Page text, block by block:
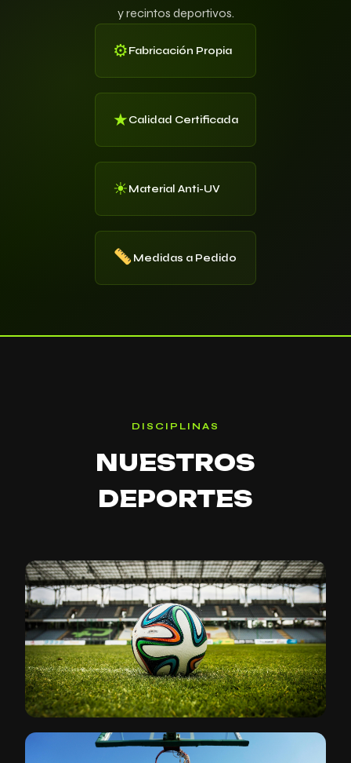
y recintos deportivos.
⚙Fabricación Propia
★Calidad Certificada
☀Material Anti-UV
Medidas a Pedido
DISCIPLINAS
NUESTROS
DEPORTES